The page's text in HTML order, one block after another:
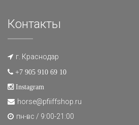
Контакты
г. Краснодар
+7 905 910 69 10
Instagram
horse@pfiiffshop.ru
пн-вс / 9:00-21:00